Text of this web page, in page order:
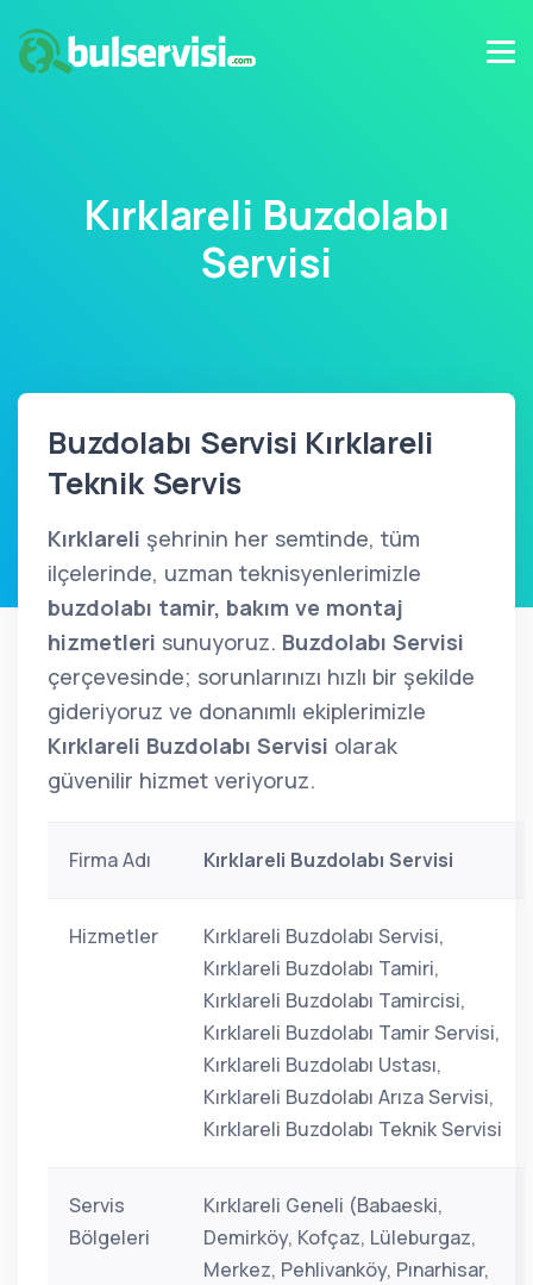
Kırklareli Buzdolabı
Servisi
Buzdolabı Servisi Kırklareli
Teknik Servis
Kırklareli şehrinin her semtinde, tüm
ilçelerinde, uzman teknisyenlerimizle
buzdolabı tamir, bakım ve montaj
hizmetleri sunuyoruz. Buzdolabı Servisi
çerçevesinde; sorunlarınızı hızlı bir şekilde
gideriyoruz ve donanımlı ekiplerimizle
Kırklareli Buzdolabı Servisi olarak
güvenilir hizmet veriyoruz.
Firma Adı Kırklareli Buzdolabı Servisi
Hizmetler
Kırklareli Buzdolabı Servisi,
Kırklareli Buzdolabı Tamiri,
Kırklareli Buzdolabı Tamircisi,
Kırklareli Buzdolabı Tamir Servisi,
Kırklareli Buzdolabı Ustası,
Kırklareli Buzdolabı Arıza Servisi,
Kırklareli Buzdolabı Teknik Servisi
Servis
Bölgeleri
Kırklareli Geneli (Babaeski,
Demirköy, Kofçaz, Lüleburgaz,
Merkez, Pehlivanköy, Pınarhisar,